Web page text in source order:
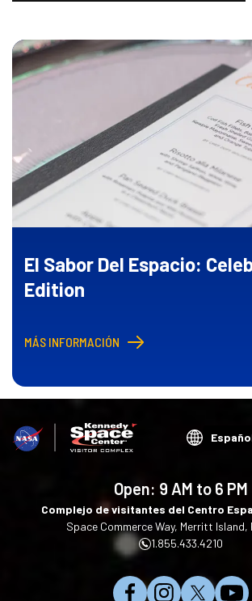
El Sabor Del Espacio:
Edition
MÁS INFORMACIÓN
Choose
language
Open: 9 AM to 6 PM
Complejo de visitantes del Centro
Space Commerce Way, Merritt Island,
1.855.433.4210